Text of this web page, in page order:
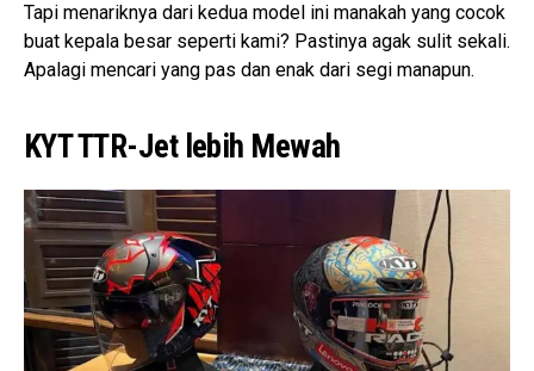
Tapi menariknya dari kedua model ini manakah yang cocok
buat kepala besar seperti kami? Pastinya agak sulit sekali.
Apalagi mencari yang pas dan enak dari segi manapun.
KYT TTR-Jet lebih Mewah